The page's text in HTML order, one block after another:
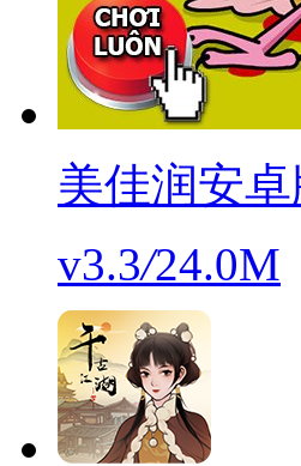
美佳润安卓
v3.3/24.0M